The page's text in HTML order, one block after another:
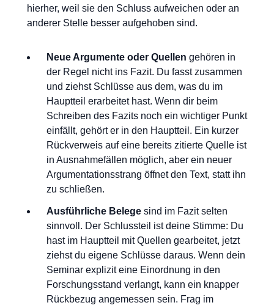
hierher, weil sie den Schluss aufweichen oder an
anderer Stelle besser aufgehoben sind.
Neue Argumente oder Quellen gehören in
der Regel nicht ins Fazit. Du fasst zusammen
und ziehst Schlüsse aus dem, was du im
Hauptteil erarbeitet hast. Wenn dir beim
Schreiben des Fazits noch ein wichtiger Punkt
einfällt, gehört er in den Hauptteil. Ein kurzer
Rückverweis auf eine bereits zitierte Quelle ist
in Ausnahmefällen möglich, aber ein neuer
Argumentationsstrang öffnet den Text, statt ihn
zu schließen.
Ausführliche Belege sind im Fazit selten
sinnvoll. Der Schlussteil ist deine Stimme: Du
hast im Hauptteil mit Quellen gearbeitet, jetzt
ziehst du eigene Schlüsse daraus. Wenn dein
Seminar explizit eine Einordnung in den
Forschungsstand verlangt, kann ein knapper
Rückbezug angemessen sein. Frag im